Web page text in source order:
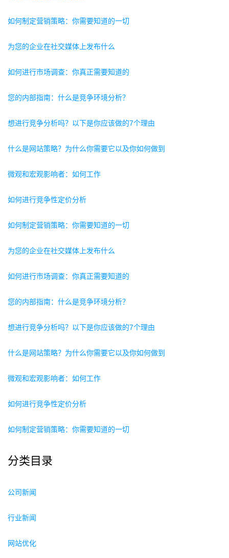
如何制定营销策略：你需要知道的一切
为您的企业在社交媒体上发布什么
如何进行市场调查：你真正需要知道的
您的内部指南：什么是竞争环境分析？
想进行竞争分析吗？以下是你应该做的7个理由
什么是网站策略？为什么你需要它以及你如何做到
微观和宏观影响者：如何工作
如何进行竞争性定价分析
如何制定营销策略：你需要知道的一切
为您的企业在社交媒体上发布什么
如何进行市场调查：你真正需要知道的
您的内部指南：什么是竞争环境分析？
想进行竞争分析吗？以下是你应该做的7个理由
什么是网站策略？为什么你需要它以及你如何做到
微观和宏观影响者：如何工作
如何进行竞争性定价分析
如何制定营销策略：你需要知道的一切
分类目录
公司新闻
行业新闻
网站优化